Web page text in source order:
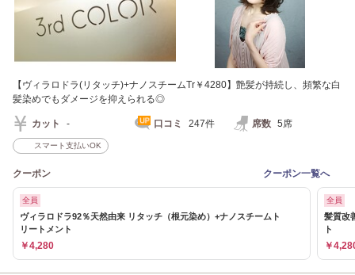
【ヴィラロドラ(リタッチ)+ナノスチームTr￥4280】艶髪が持続し、頻繁な白
髪染めでもダメージを抑えられる◎
カット - 口コミ 247件 席数 5席
スマート支払いOK
クーポン クーポン一覧へ
全員
ヴィラロドラ92％天然由来 リタッチ（根元染め）+ナノスチームト
リートメント
￥4,280
全員
髪質改
ト
￥